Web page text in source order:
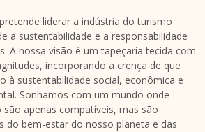
liderar a indústria do turismo
a sustentabilidade e a responsabilidade
A nossa visão é um tapeçaria tecida com
incorporando a crença de que
à sustentabilidade social, econômica e
Sonhamos com um mundo onde
apenas compatíveis, mas são
do bem-estar do nosso planeta e das